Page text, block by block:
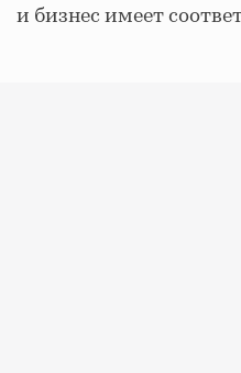
и бизнес имеет